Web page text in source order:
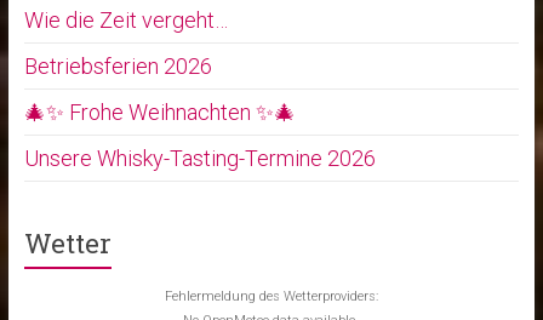
Wie die Zeit vergeht…
Betriebsferien 2026
🎄✨ Frohe Weihnachten ✨🎄
Unsere Whisky-Tasting-Termine 2026
Wetter
Fehlermeldung des Wetterproviders: